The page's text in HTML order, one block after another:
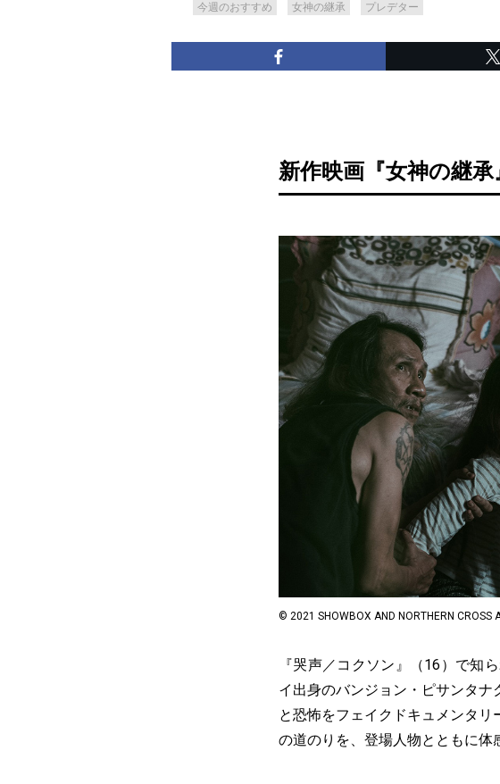
今週のおすすめ 女神の継承 プレデター
新作映画『女神の継承
© 2021 SHOWBOX AND NORTHERN CROSS
『哭声／コクソン』（16）で知
イ出身のバンジョン・ピサンタ
と恐怖をフェイクドキュメンタ
の道のりを、登場人物とともに体